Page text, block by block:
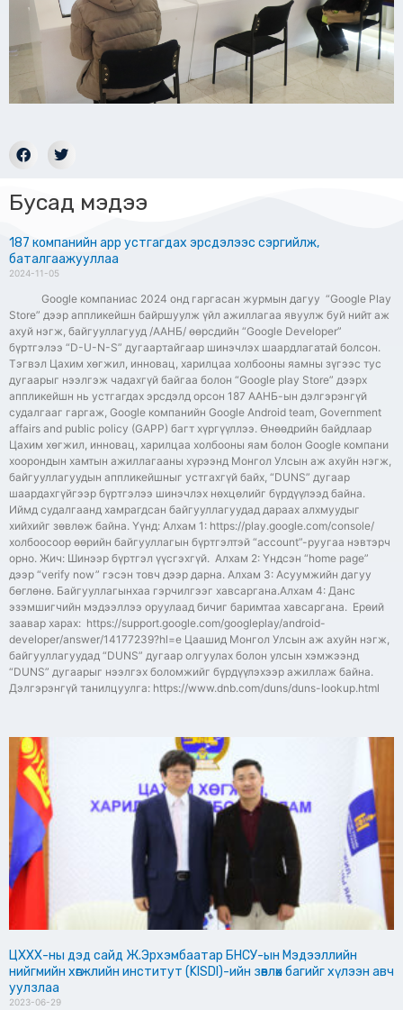
Бусад мэдээ
187 компанийн app устгагдах эрсдэлээс сэргийлж,
баталгаажууллаа
2024-11-05
Google компаниас 2024 онд гаргасан журмын дагуу “Google Play
Store” дээр аппликейшн байршуулж үйл ажиллагаа явуулж буй нийт аж
ахуй нэгж, байгууллагууд /ААНБ/ өөрсдийн “Google Developer”
бүртгэлээ “D-U-N-S” дугаартайгаар шинэчлэх шаардлагатай болсон.
Тэгвэл Цахим хөгжил, инновац, харилцаа холбооны яамны зүгээс тус
дугаарыг нээлгэж чадахгүй байгаа болон “Google play Store” дээрх
аппликейшн нь устгагдах эрсдэлд орсон 187 ААНБ-ын дэлгэрэнгүй
судалгааг гаргаж, Google компанийн Google Android team, Government
affairs and public policy (GAPP) багт хүргүүллээ. Өнөөдрийн байдлаар
Цахим хөгжил, инновац, харилцаа холбооны яам болон Google компани
хоорондын хамтын ажиллагааны хүрээнд Монгол Улсын аж ахуйн нэгж,
байгууллагуудын аппликейшныг устгахгүй байх, “DUNS” дугаар
шаардахгүйгээр бүртгэлээ шинэчлэх нөхцөлийг бүрдүүлээд байна.
Иймд судалгаанд хамрагдсан байгууллагуудад дараах алхмуудыг
хийхийг зөвлөж байна. Үүнд: Алхам 1: https://play.google.com/console/
холбоосоор өөрийн байгууллагын бүртгэлтэй “account”-руугаа нэвтэрч
орно. Жич: Шинээр бүртгэл үүсгэхгүй. Алхам 2: Үндсэн “home page”
дээр “verify now” гэсэн товч дээр дарна. Алхам 3: Асуумжийн дагуу
бөглөнө. Байгууллагынхаа гэрчилгээг хавсаргана.Алхам 4: Данс
эзэмшигчийн мэдээллээ оруулаад бичиг баримтаа хавсаргана. Ерөий
заавар харах: https://support.google.com/googleplay/android-
developer/answer/14177239?hl=e Цаашид Монгол Улсын аж ахуйн нэгж,
байгууллагуудад “DUNS” дугаар олгуулах болон улсын хэмжээнд
“DUNS” дугаарыг нээлгэх боломжийг бүрдүүлэхээр ажиллаж байна.
Дэлгэрэнгүй танилцуулга: https://www.dnb.com/duns/duns-lookup.html
ЦХХХ-ны дэд сайд Ж.Эрхэмбаатар БНСУ-ын Мэдээллийн
нийгмийн хөгжлийн институт (KISDI)-ийн зөвлөх багийг хүлээн авч
уулзлаа
2023-06-29